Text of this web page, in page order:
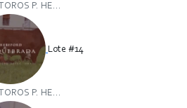
TOROS P. HE...
Lote #14
TOROS P. HE...